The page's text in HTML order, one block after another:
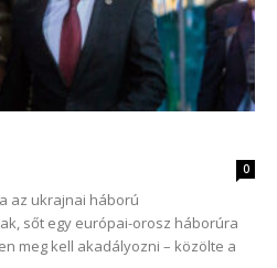
0
az ukrajnai háború
sőt egy európai-orosz háborúra
meg kell akadályozni – közölte a